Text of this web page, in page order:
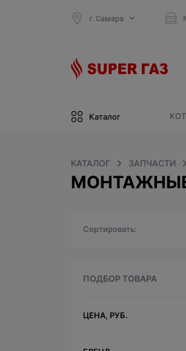
г. Самара
Каталог
КАТАЛОГ ЗАПЧАСТИ
Сортировать
ПОДБОР ТОВАРА
ЦЕНА, РУБ.